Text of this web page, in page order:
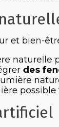
et bien-
naturelle
des